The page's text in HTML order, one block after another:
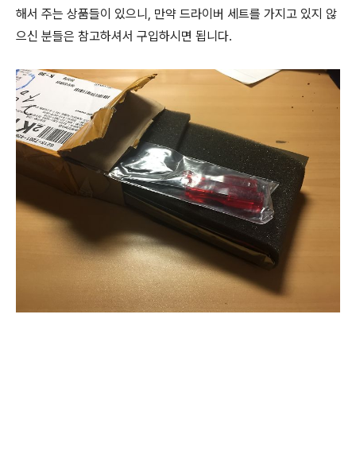
해서 주는 상품들이 있으니, 만약 드라이버 세트를 가지고 있지 않
으신 분들은 참고하셔서 구입하시면 됩니다.